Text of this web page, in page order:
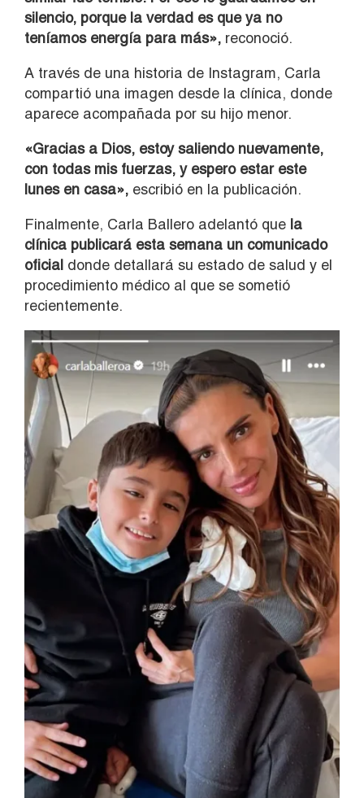
silencio, porque la verdad es que ya no
teníamos energía para más», reconoció.
A través de una historia de Instagram, Carla
compartió una imagen desde la clínica, donde
aparece acompañada por su hijo menor.
«Gracias a Dios, estoy saliendo nuevamente,
con todas mis fuerzas, y espero estar este
lunes en casa», escribió en la publicación.
Finalmente, Carla Ballero adelantó que la
clínica publicará esta semana un comunicado
oficial donde detallará su estado de salud y el
procedimiento médico al que se sometió
recientemente.